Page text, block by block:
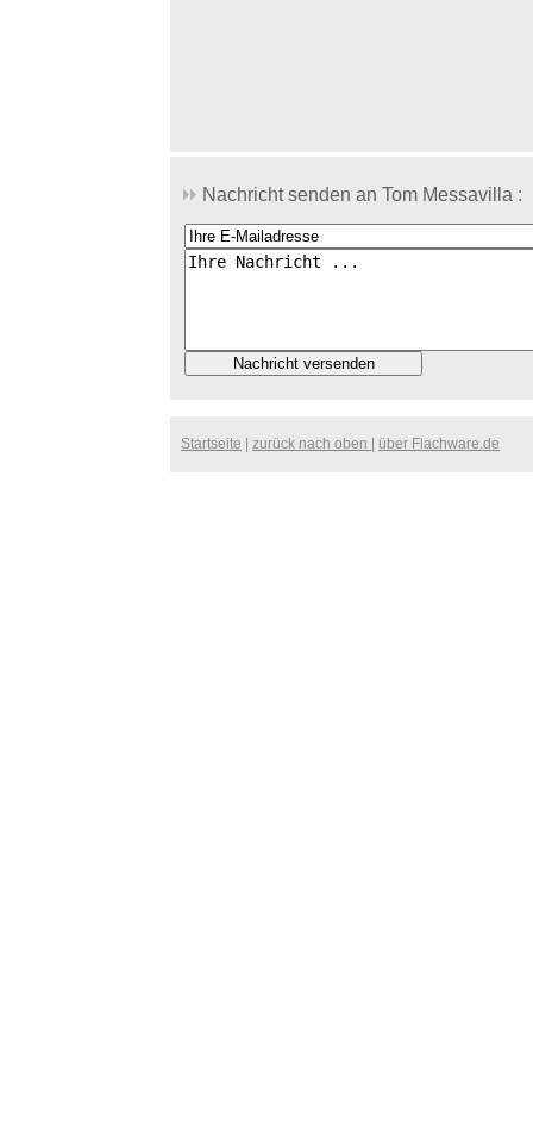
Nachricht senden an Tom Messavilla :
Startseite zurück nach oben über Flachware.de